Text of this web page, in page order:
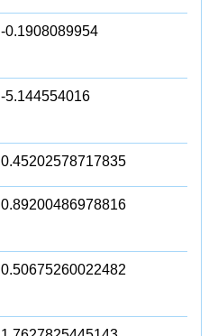
-0.1908089954
-5.144554016
0.45202578717835
0.89200486978816
0.50675260022482